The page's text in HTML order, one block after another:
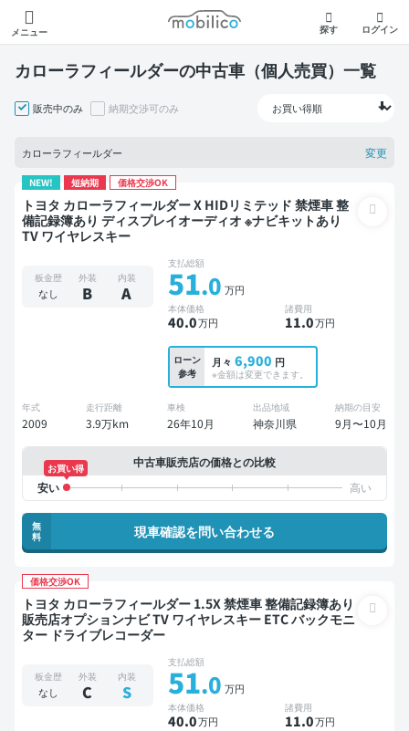
メニュー
モビリコ
探す ログイン
カローラフィールダーの中古車（個人売買）一覧
販売中のみ 納期交渉可のみ
カローラフィールダー 変更
NEW! 短納期 価格交渉OK
トヨタ カローラフィールダー X HIDリミテッド 禁煙車 整
備記録簿あり ディスプレイオーディオ ※ナビキットあり
TV ワイヤレスキー
板金歴
なし
外装
B
内装
A
支払総額
51.0 万円
本体価格
40.0万円
諸費用
11.0万円
ローン
参考
月々 6,900 円
※金額は変更できます。
年式
2009
走行距離
3.9万km
車検
26年10月
出品地域
神奈川県
納期の目安
9月〜10月
中古車販売店の価格との比較
お買い得
無
料
現車確認を問い合わせる
価格交渉OK
トヨタ カローラフィールダー 1.5X 禁煙車 整備記録簿あり
販売店オプションナビ TV ワイヤレスキー ETC バックモニ
ター ドライブレコーダー
板金歴
なし
外装
C
内装
S
支払総額
51.0 万円
本体価格
40.0万円
諸費用
11.0万円